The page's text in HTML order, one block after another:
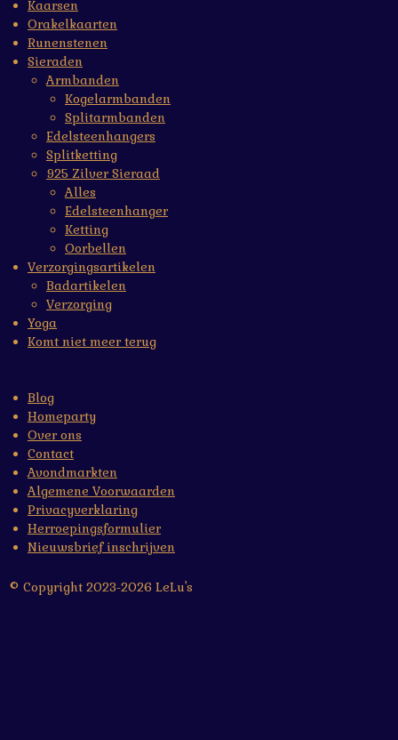
Kaarsen
Orakelkaarten
Runenstenen
Sieraden
Armbanden
Kogelarmbanden
Splitarmbanden
Edelsteenhangers
Splitketting
925 Zilver Sieraad
Alles
Edelsteenhanger
Ketting
Oorbellen
Verzorgingsartikelen
Badartikelen
Verzorging
Yoga
Komt niet meer terug
Blog
Homeparty
Over ons
Contact
Avondmarkten
Algemene Voorwaarden
Privacyverklaring
Herroepingsformulier
Nieuwsbrief inschrijven
© Copyright 2023-2026 LeLu's